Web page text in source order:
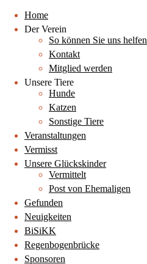
Home
Der Verein
So können Sie uns helfen
Kontakt
Mitglied werden
Unsere Tiere
Hunde
Katzen
Sonstige Tiere
Veranstaltungen
Vermisst
Unsere Glückskinder
Vermittelt
Post von Ehemaligen
Gefunden
Neuigkeiten
BiSiKK
Regenbogenbrücke
Sponsoren